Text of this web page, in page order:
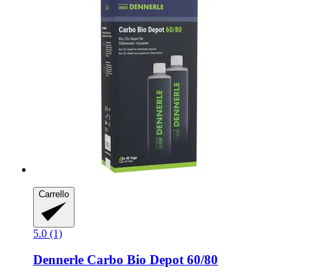
Carrello
5.0 (1)
Dennerle Carbo Bio Depot 60/80